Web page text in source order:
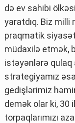
də ev sahibi
yaratdıq. Biz
praqmatik
müdaxilə etmək,
istəyənlərə qulaq
strategiyamız
gedişlərimiz
demək olar ki, 30
torpaqlarımızı